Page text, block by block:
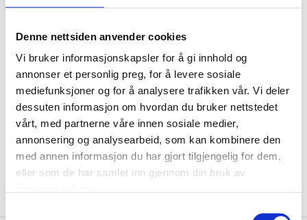
Denne nettsiden anvender cookies
Vi bruker informasjonskapsler for å gi innhold og
annonser et personlig preg, for å levere sosiale
mediefunksjoner og for å analysere trafikken vår. Vi deler
dessuten informasjon om hvordan du bruker nettstedet
vårt, med partnerne våre innen sosiale medier,
annonsering og analysearbeid, som kan kombinere den
med annen informasjon du har gjort tilgjengelig for dem,
eller som de har samlet inn gjennom din bruk av
H225 Highly flammable liquid and vapour.
H336 May cause drowsiness or dizziness.
H412 Harmful to aquatic life with long lasting effects.
Technical specifications
Volume
1 l
Temperature range
-30 – +90 °C
Matte black